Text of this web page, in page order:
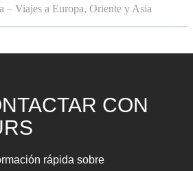
– Viajes a Europa, Oriente y Asia
CON
rápida sobre